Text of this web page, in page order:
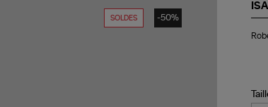
SOLDES -50%